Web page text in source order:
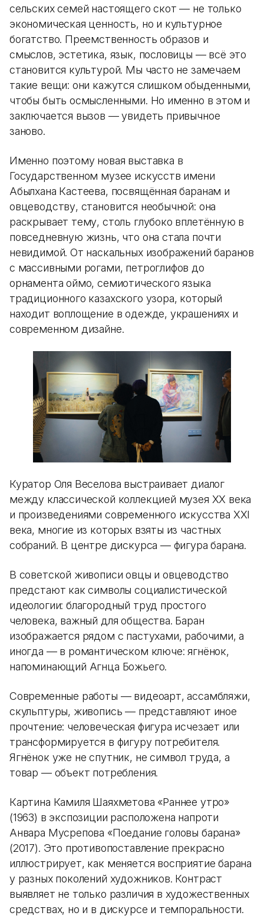
сельских семей настоящего скот — не только
экономическая ценность, но и культурное
богатство. Преемственность образов и
смыслов, эстетика, язык, пословицы — всё это
становится культурой. Мы часто не замечаем
такие вещи: они кажутся слишком обыденными,
чтобы быть осмысленными. Но именно в этом и
заключается вызов — увидеть привычное
заново.
Именно поэтому новая выставка в
Государственном музее искусств имени
Абылхана Кастеева, посвящённая баранам и
овцеводству, становится необычной: она
раскрывает тему, столь глубоко вплетённую в
повседневную жизнь, что она стала почти
невидимой. От наскальных изображений баранов
с массивными рогами, петроглифов до
орнамента оймо, семиотического языка
традиционного казахского узора, который
находит воплощение в одежде, украшениях и
современном дизайне.
Куратор Оля Веселова выстраивает диалог
между классической коллекцией музея XX века
и произведениями современного искусства XXI
века, многие из которых взяты из частных
собраний. В центре дискурса — фигура барана.
В советской живописи овцы и овцеводство
предстают как символы социалистической
идеологии: благородный труд простого
человека, важный для общества. Баран
изображается рядом с пастухами, рабочими, а
иногда — в романтическом ключе: ягнёнок,
напоминающий Агнца Божьего.
Современные работы — видеоарт, ассамбляжи,
скульптуры, живопись — представляют иное
прочтение: человеческая фигура исчезает или
трансформируется в фигуру потребителя.
Ягнёнок уже не спутник, не символ труда, а
товар — объект потребления.
Картина Камиля Шаяхметова «Раннее утро»
(1963) в экспозиции расположена напроти
Анвара Мусрепова «Поедание головы барана»
(2017). Это противопоставление прекрасно
иллюстрирует, как меняется восприятие барана
у разных поколений художников. Контраст
выявляет не только различия в художественных
средствах, но и в дискурсе и темпоральности.